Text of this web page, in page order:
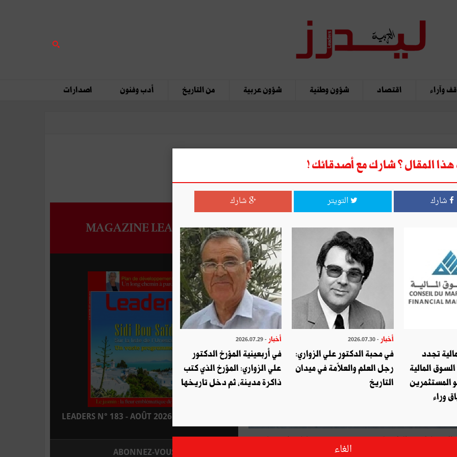
وآراء اقتصاد شؤون وطنية شؤون عربية من التاريخ أدب وفنون اصدارات
والطموحات
فإنّ الولاية لم تعش تنمية حقيقية مثلما حظيت بها
MAGAZINE LEADERS
LEADERS N° 183 - AOÛT 2026 : EN KIOSQUE
ABONNEZ-VOUS
المقال ؟ شارك مع أصدقائك !
شارك التويتر شارك
تجدد
المالية
المستثمرين
وراء
أخبار - 2026.07.30
في محبة الدكتور علي الزواري:
رجل العلم والعلاّمة في ميدان
التاريخ
أخبار - 2026.07.29
في أربعينية المؤرخ الدكتور
علي الزواري: المؤرخ الذي كتب
ذاكرة مدينة، ثم دخل تاريخها
الغاء